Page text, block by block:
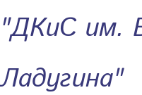
"ДКиС им.
Ладугина"